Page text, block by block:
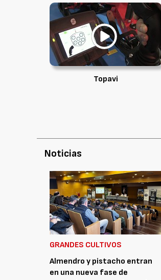
Topavi
Noticias
GRANDES CULTIVOS
Almendro y pistacho entran
en una nueva fase de